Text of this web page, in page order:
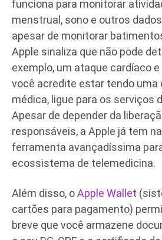
funciona para monitorar
menstrual, sono e outros
apesar de monitorar
Apple sinaliza que não pode
exemplo, um ataque cardíaco
você acredite estar tendo uma
médica, ligue para os serviços
Apesar de depender da
responsáveis, a Apple já tem
ferramenta avançadíssima
ecossistema de telemedicina.
Além disso, oApple Wallet
cartões para pagamento)
breve que você armazene